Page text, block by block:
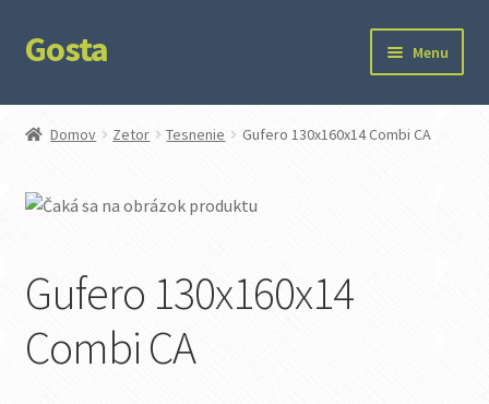
Preskočiť
na
Preskočiť
na
Gosta Menu
Domov
Ochrana súkromia
Domov Zetor Tesnenie Gufero 130x160x14 Combi CA
Gufero 130x160x14
Combi CA